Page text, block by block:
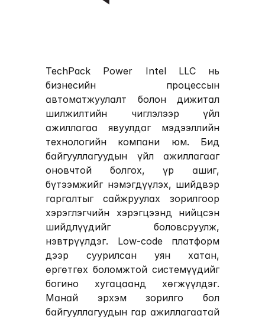
TechPack Power Intel LLC нь
бизнесийн процессын
автоматжуулалт болон дижитал
шилжилтийн чиглэлээр үйл
ажиллагаа явуулдаг мэдээллийн
технологийн компани юм. Бид
байгууллагуудын үйл ажиллагааг
оновчтой болгох, үр ашиг,
бүтээмжийг нэмэгдүүлэх, шийдвэр
гаргалтыг сайжруулах зорилгоор
хэрэглэгчийн хэрэгцээнд нийцсэн
шийдлүүдийг боловсруулж,
нэвтрүүлдэг. Low-code платформ
дээр суурилсан уян хатан,
өргөтгөх боломжтой системүүдийг
богино хугацаанд хөгжүүлдэг.
Манай эрхэм зорилго бол
байгууллагуудын гар ажиллагаатай